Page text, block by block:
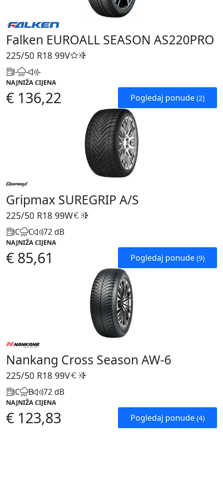
Falken EUROALL SEASON AS220PRO
225/50 R18 99V
- - -
NAJNIŽA CIJENA
€ 136,22 Pogledaj ponude (2)
Gripmax SUREGRIP A/S
225/50 R18 99W
C C 72 dB
NAJNIŽA CIJENA
€ 85,61 Pogledaj ponude (9)
Nankang Cross Season AW-6
225/50 R18 99V
C B 72 dB
NAJNIŽA CIJENA
€ 123,83 Pogledaj ponude (4)